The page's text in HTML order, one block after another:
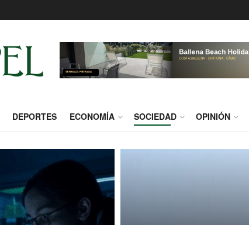
DEPORTES ECONOMÍA SOCIEDAD OPINIÓN